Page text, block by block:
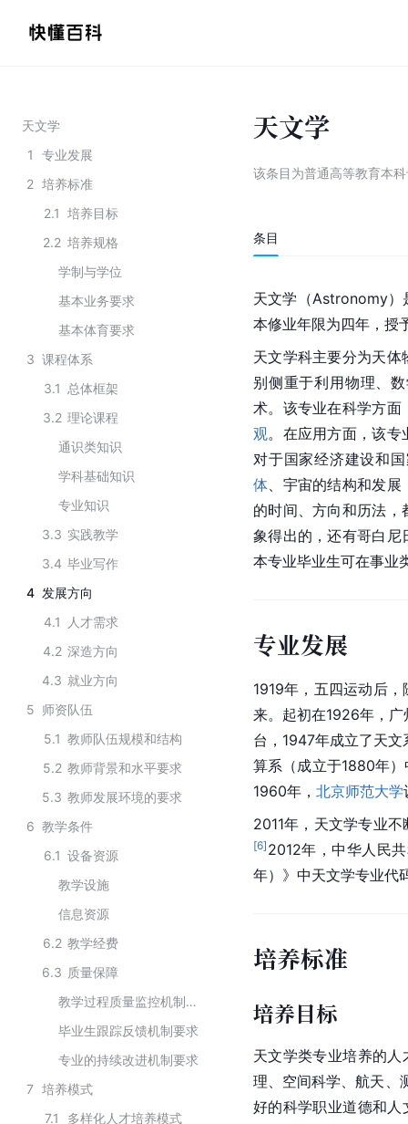
天文学
1
专业发展
2 培养标准
2.1 培养目标
2.2 培养规格
学制与学位
基本业务要求
基本体育要求
3 课程体系
3.1 总体框架
3.2 理论课程
通识类知识
学科基础知识
专业知识
3.3 实践教学
3.4 毕业写作
4 发展方向
4.1
人才需求
4.2 深造方向
4.3 就业方向
5 师资队伍
5.1 教师队伍规模和结构
5.2 教师背景和水平要求
5.3 教师发展环境的要求
6 教学条件
6.1 设备资源
教学设施
信息资源
6.2 教学经费
6.3 质量保障
教学过程质量监控机制要求
毕业生跟踪反馈机制要求
专业的持续改进机制要求
7 培养模式
7.1
多样化人才培养模式
天文学
该条目为普通高等教育本
条目
天文学（Astronomy）
本修业年限为四年，授
天文学科主要分为天
别侧重于利用物理、
术。该专业在科学方
观。在应用方面，该
对于国家经济建设和
体 、宇宙的结构和发
的时间、方向和历法
象得出的，还有哥白尼
本专业毕业生可在事业
专业发展
1919年，五四运动后
来。起初在1926年，
台，1947年成立了天文
算系（成立于1880年
1960年， 北京师范大学
2011年，天文学专业
[6] 2012年，中华人民
年）》中天文学专业代
培养标准
培养目标
天文学类专业培养的
理、空间科学、航天、
好的科学职业道德和